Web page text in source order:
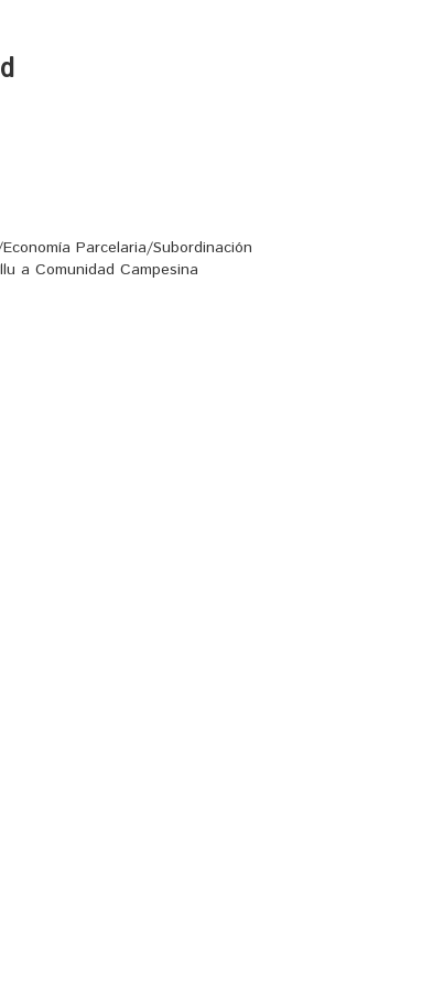
Parcelaria/Subordinación
a Comunidad Campesina